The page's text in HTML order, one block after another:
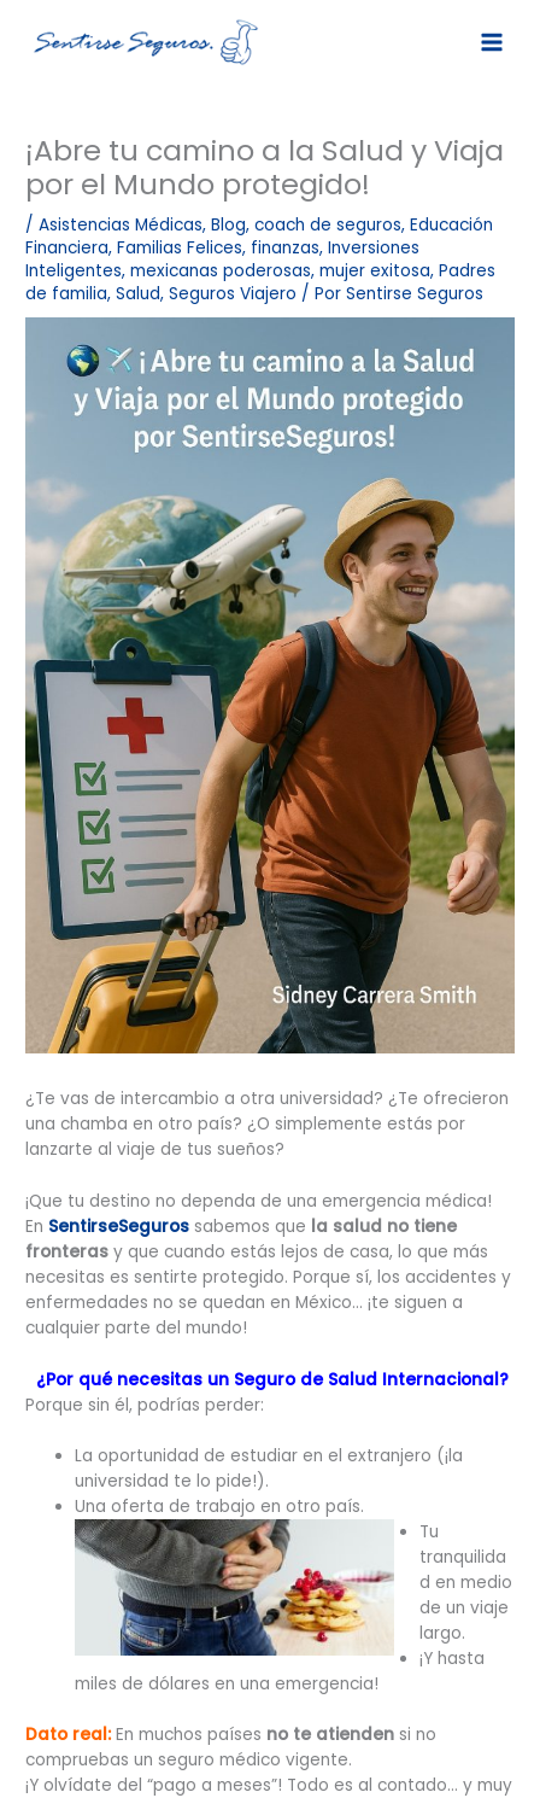
¡Abre tu camino a la Salud y Viaja
por el Mundo protegido!
/Asistencias Médicas,Blog,coach de seguros,Educación
Financiera,Familias Felices, finanzas,Inversiones
Inteligentes,mexicanas poderosas,mujer exitosa,Padres
de familia,Salud,Seguros Viajero / PorSentirse Seguros
¿Te vas de intercambio a otra universidad? ¿Te ofrecieron
una chamba en otro país? ¿O simplemente estás por
lanzarte al viaje de tus sueños?
¡Que tu destino no dependa de una emergencia médica!
En SentirseSeguros sabemos que la salud no tiene
fronteras y que cuando estás lejos de casa, lo que más
necesitas es sentirte protegido. Porque sí, los accidentes y
enfermedades no se quedan en México… ¡te siguen a
cualquier parte del mundo!
¿Por qué necesitas un Seguro de Salud Internacional?
Porque sin él, podrías perder:
La oportunidad de estudiar en el extranjero (¡la
universidad te lo pide!).
Una oferta de trabajo en otro país.
Tu
tranquilida
d en medio
de un viaje
largo.
¡Y hasta
miles de dólares en una emergencia!
Dato real:En muchos países no te atienden si no
compruebas un seguro médico vigente.
¡Y olvídate del “pago a meses”! Todo es al contado… y muy